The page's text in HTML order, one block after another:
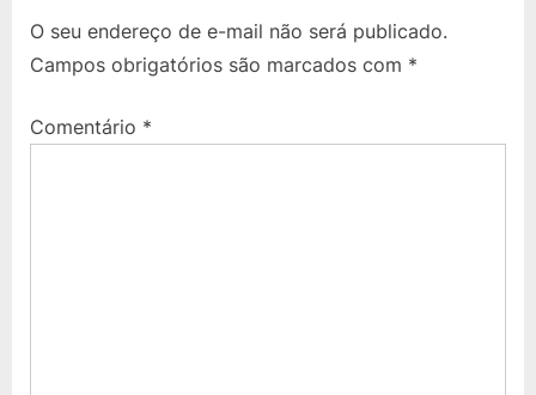
O seu endereço de e-mail não será publicado.
Campos obrigatórios são marcados com *
Comentário *